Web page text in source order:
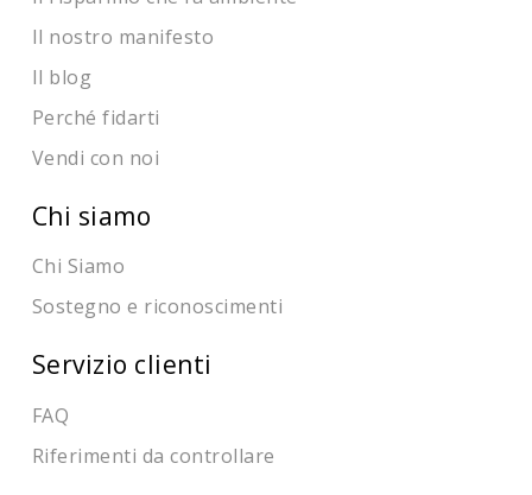
Il nostro manifesto
Il blog
Perché fidarti
Vendi con noi
Chi siamo
Chi Siamo
Sostegno e riconoscimenti
Servizio clienti
FAQ
Riferimenti da controllare